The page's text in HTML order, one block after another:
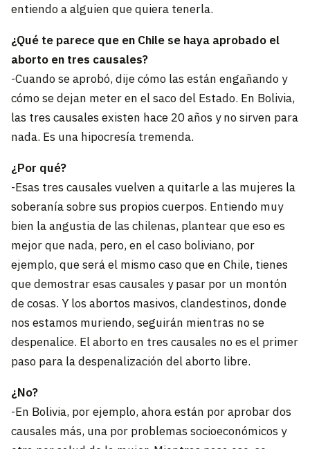
entiendo a alguien que quiera tenerla.
¿Qué te parece que en Chile se haya aprobado el
aborto en tres causales?
-Cuando se aprobó, dije cómo las están engañando y
cómo se dejan meter en el saco del Estado. En Bolivia,
las tres causales existen hace 20 años y no sirven para
nada. Es una hipocresía tremenda.
¿Por qué?
-Esas tres causales vuelven a quitarle a las mujeres la
soberanía sobre sus propios cuerpos. Entiendo muy
bien la angustia de las chilenas, plantear que eso es
mejor que nada, pero, en el caso boliviano, por
ejemplo, que será el mismo caso que en Chile, tienes
que demostrar esas causales y pasar por un montón
de cosas. Y los abortos masivos, clandestinos, donde
nos estamos muriendo, seguirán mientras no se
despenalice. El aborto en tres causales no es el primer
paso para la despenalización del aborto libre.
¿No?
-En Bolivia, por ejemplo, ahora están por aprobar dos
causales más, una por problemas socioeconómicos y